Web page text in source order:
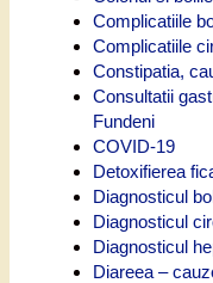
Complicatiile
Complicatiile
Constipatia,
Consultatii
Fundeni
COVID-19
Detoxifierea
Diagnosticul
Diagnosticul
Diagnosticul
Diareea –